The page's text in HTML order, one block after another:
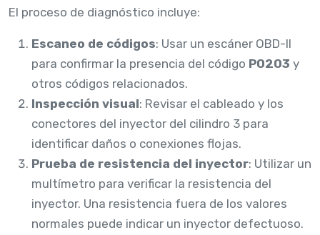
El proceso de diagnóstico incluye:
Escaneo de códigos: Usar un escáner OBD-II
para confirmar la presencia del código P0203 y
otros códigos relacionados.
Inspección visual: Revisar el cableado y los
conectores del inyector del cilindro 3 para
identificar daños o conexiones flojas.
Prueba de resistencia del inyector: Utilizar un
multímetro para verificar la resistencia del
inyector. Una resistencia fuera de los valores
normales puede indicar un inyector defectuoso.